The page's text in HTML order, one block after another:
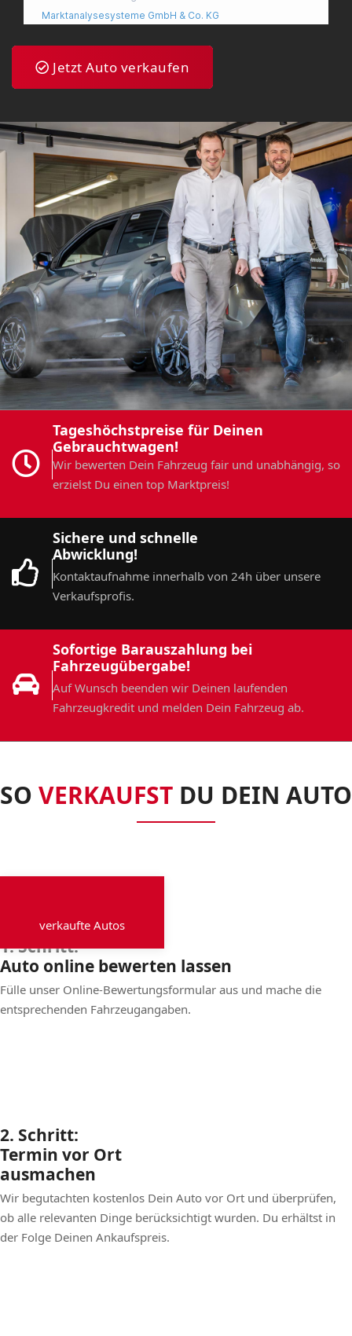
Jetzt Auto verkaufen
Tageshöchstpreise für Deinen
Gebrauchtwagen!
Wir bewerten Dein Fahrzeug fair und unabhängig, so
erzielst Du einen top Marktpreis!
Sichere und schnelle
Abwicklung!
Kontaktaufnahme innerhalb von 24h über unsere
Verkaufsprofis.
Sofortige Barauszahlung bei
Fahrzeugübergabe!
Auf Wunsch beenden wir Deinen laufenden
Fahrzeugkredit und melden Dein Fahrzeug ab.
SO VERKAUFST DU DEIN AUTO
1. Schritt:
Auto online bewerten lassen
Fülle unser Online-Bewertungsformular aus und mache die
entsprechenden Fahrzeugangaben.
2. Schritt:
Termin vor Ort
ausmachen
Wir begutachten kostenlos Dein Auto vor Ort und überprüfen,
ob alle relevanten Dinge berücksichtigt wurden. Du erhältst in
der Folge Deinen Ankaufspreis.
verkaufte Autos